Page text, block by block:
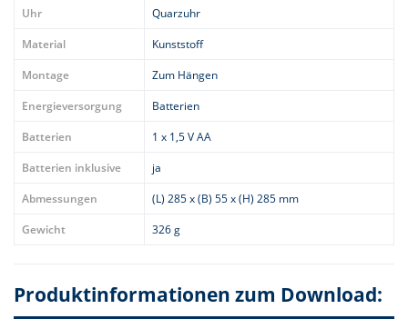
Uhr
Quarzuhr
Material
Kunststoff
Montage
Zum Hängen
Energieversorgung
Batterien
Batterien
1 x 1,5 V AA
Batterien inklusive
ja
Abmessungen
(L) 285 x (B) 55 x (H) 285 mm
Gewicht
326 g
Produktinformationen zum Download: